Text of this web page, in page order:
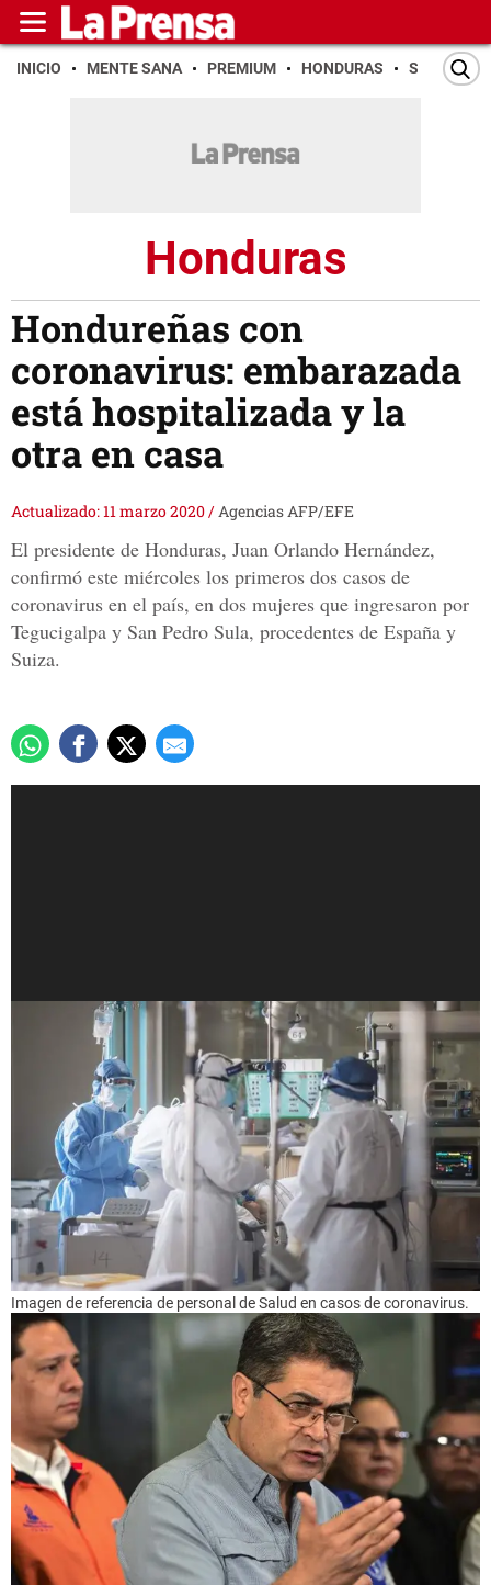
INICIO MENTE SANA PREMIUM HONDURAS SAN PEDRO
Honduras
Hondureñas con
coronavirus: embarazada
está hospitalizada y la
otra en casa
Actualizado: 11 marzo 2020/Agencias AFP/EFE
El presidente de Honduras, Juan Orlando Hernández,
confirmó este miércoles los primeros dos casos de
coronavirus en el país, en dos mujeres que ingresaron por
Tegucigalpa y San Pedro Sula, procedentes de España y
Suiza.
Imagen de referencia de personal de Salud en casos de coronavirus.